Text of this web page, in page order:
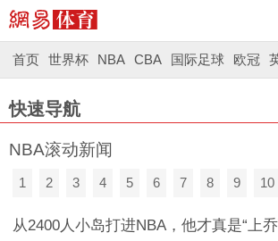
首页 世界杯 NBA CBA 国际足球 欧冠
快速导航
NBA滚动新闻
1 2 3 4 5 6 7 8 9 10
从2400人小岛打进NBA，他才真是“上乔